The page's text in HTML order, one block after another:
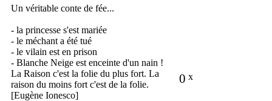
Un véritable conte de fée...
- la princesse s'est mariée
- le méchant a été tué
- le vilain est en prison
- Blanche Neige est enceinte d'un nain !
0 x
La Raison c'est la folie du plus fort. La
raison du moins fort c'est de la folie.
[Eugène Ionesco]